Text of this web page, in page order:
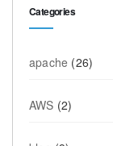
Categories
apache (26)
AWS (2)